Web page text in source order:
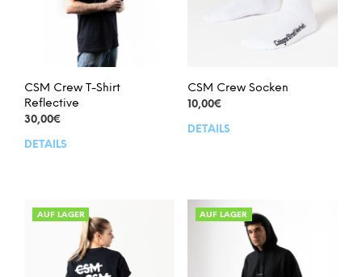
CSM Crew T-Shirt
Reflective
30,00€
DETAILS
mehrere
Varianten
CSM Crew Socken
10,00€
DETAILS
AUF LAGER AUF LAGER